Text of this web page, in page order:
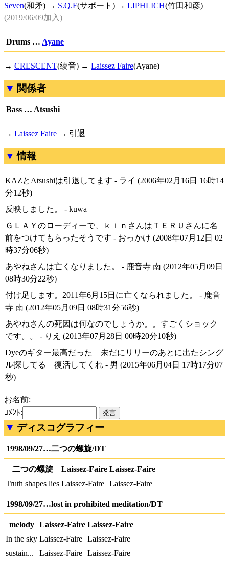
Seven(和矛) → S.Q.F(サポート) → LIPHLICH(竹田和彦)
(2019/06/09加入)
Drums … Ayane
→ CRESCENT(綾音) → Laissez Faire(Ayane)
関係者
Bass … Atsushi
→ Laissez Faire → 引退
情報
KAZとAtsushiは引退してます - ライ (2006年02月16日 16時14
分12秒)
反映しました。 - kuwa
ＧＬＡＹのローディーで、ｋｉｎさんはＴＥＲＵさんに名
前をつけてもらったそうです - おっかけ (2008年07月12日 02
時37分06秒)
あやねさんは亡くなりました。 - 鹿音寺 南 (2012年05月09日
08時30分22秒)
付け足します。2011年6月15日に亡くなられました。 - 鹿音
寺 南 (2012年05月09日 08時31分56秒)
あやねさんの死因は何なのでしょうか。。すごくショック
です。。 - りえ (2013年07月28日 00時20分10秒)
Dyeのギター最高だった 未だにリリーのあとに出たシング
ル探してる 復活してくれ - 男 (2015年06月04日 17時17分07
秒)
お名前:
ｺﾒﾝﾄ:
ディスコグラフィー
1998/09/27…二つの螺旋/DT
二つの螺旋 Laissez-Faire Laissez-Faire
Truth shapes lies Laissez-Faire Laissez-Faire
1998/09/27…lost in prohibited meditation/DT
melody Laissez-Faire Laissez-Faire
In the sky Laissez-Faire Laissez-Faire
sustain...
Laissez-Faire Laissez-Faire